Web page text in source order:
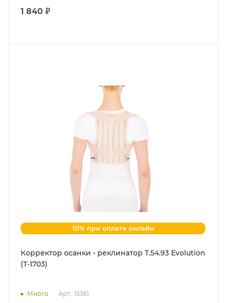
1 840 ₽
10% при оплате онлайн
Корректор осанки - реклинатор Т.54.93 Evolution
(Т-1703)
Много Арт.: 13361